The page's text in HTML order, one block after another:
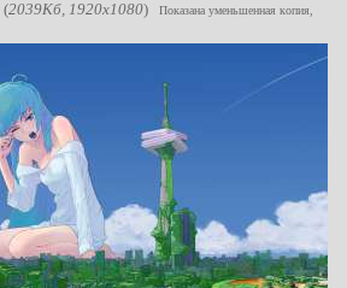
(2039Кб, 1920x1080)
Показана уменьшенная копия,